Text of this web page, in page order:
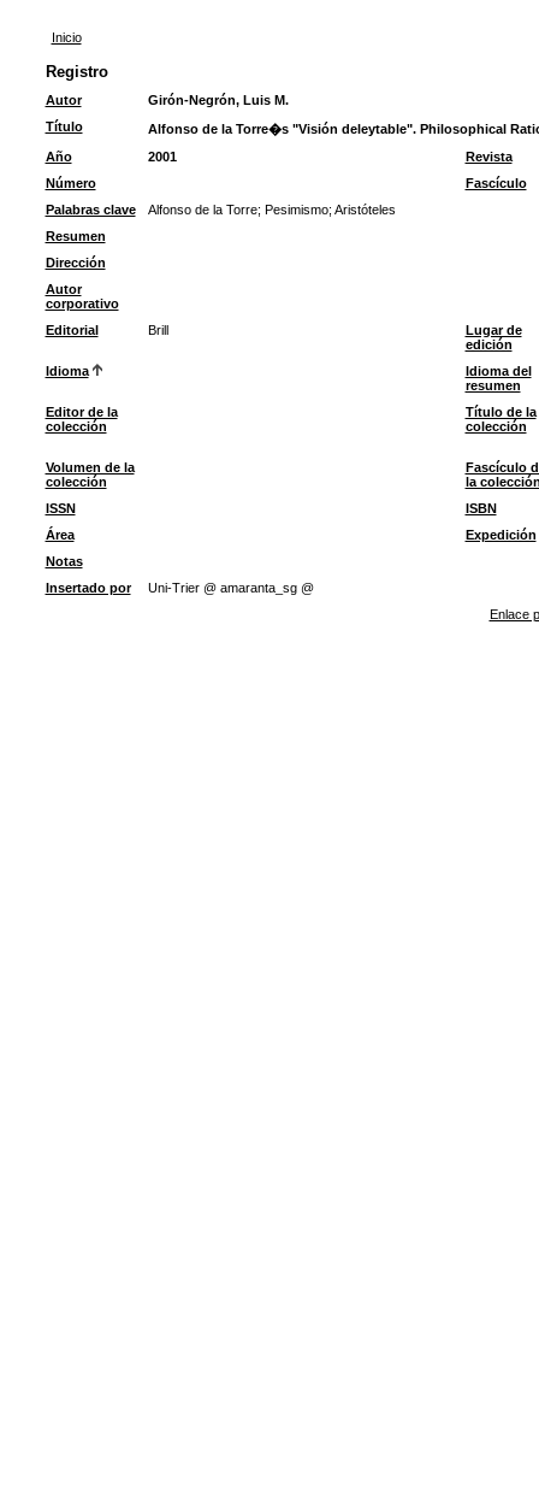
Inicio
Registro
Autor
Girón-Negrón, Luis M.
Título
Alfonso de la Torre�s "Visión deleytable". Philosophical
Año
2001
Revista
Número
Fascículo
Palabras clave
Alfonso de la Torre; Pesimismo; Aristóteles
Resumen
Dirección
Autor
corporativo
Editorial
Brill
Lugar de
edición
Idioma
Idioma del
resumen
Editor de la
colección
Título de la
colección
Volumen de la
colección
Fascículo
la
ISSN
ISBN
Área
Expedición
Notas
Insertado por
Uni-Trier @ amaranta_sg @
Enlace